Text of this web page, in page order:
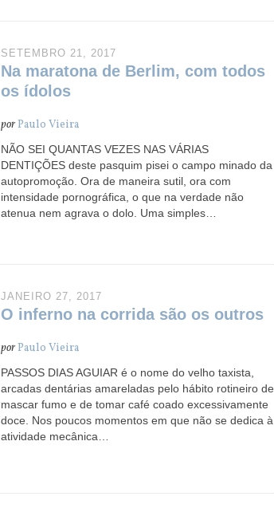
SETEMBRO 21, 2017
Na maratona de Berlim, com todos
os ídolos
porPaulo Vieira
NÃO SEI QUANTAS VEZES NAS VÁRIAS
DENTIÇÕES deste pasquim pisei o campo minado da
autopromoção. Ora de maneira sutil, ora com
intensidade pornográfica, o que na verdade não
atenua nem agrava o dolo. Uma simples…
JANEIRO 27, 2017
O inferno na corrida são os outros
porPaulo Vieira
PASSOS DIAS AGUIAR é o nome do velho taxista,
arcadas dentárias amareladas pelo hábito rotineiro de
mascar fumo e de tomar café coado excessivamente
doce. Nos poucos momentos em que não se dedica à
atividade mecânica…